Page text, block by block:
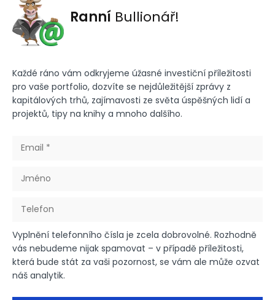
Ranní Bullionář!
Každé ráno vám odkryjeme úžasné investiční příležitosti
pro vaše portfolio, dozvíte se nejdůležitější zprávy z
kapitálových trhů, zajímavosti ze světa úspěšných lidí a
projektů, tipy na knihy a mnoho dalšího.
Vyplnění telefonního čísla je zcela dobrovolné. Rozhodně
vás nebudeme nijak spamovat – v případě příležitosti,
která bude stát za vaši pozornost, se vám ale může ozvat
náš analytik.